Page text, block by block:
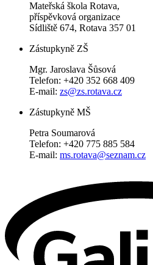
Mateřská škola Rotava,
příspěvková organizace
Sídliště 674, Rotava 357 01
Zástupkyně ZŠ
Mgr. Jaroslava Šůsová
Telefon: +420 352 668 409
E-mail: zs@zs.rotava.cz
Zástupkyně MŠ
Petra Soumarová
Telefon: +420 775 885 584
E-mail: ms.rotava@seznam.cz